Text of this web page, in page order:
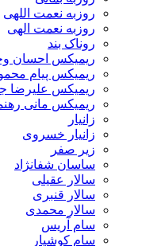
روزبه نعمت اللهی
روزبه نعمت الهی
روناک بند
ریمیکس احسان
ریمیکس پیام
ریمیکس علیرضا
ریمیکس مانی
زانیار
زانیار خسروی
زیر صفر
ساسان شفانژاد
سالار عقیلی
سالار قنبری
سالار محمدی
سام آریس
سام کوشیار